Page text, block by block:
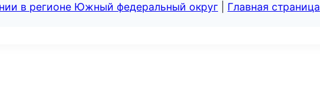
в регионе Южный федеральный округ Главная страница